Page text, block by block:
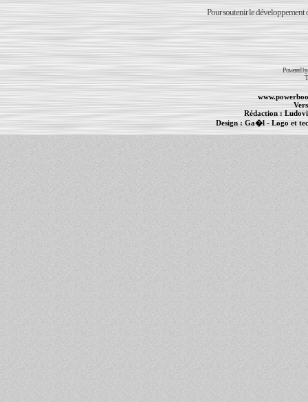
Pour soutenir le développement
Powered
Rédaction :
Design :Ga�l- Logo et
PowerBook